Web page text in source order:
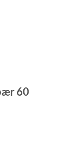
60